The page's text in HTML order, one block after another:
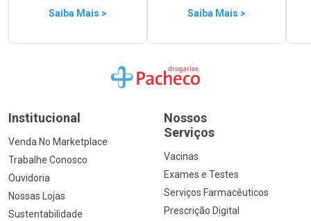
Saiba Mais > Saiba Mais >
Ir para a Home
Institucional
Venda No Marketplace
Trabalhe Conosco
Ouvidoria
Nossas Lojas
Sustentabilidade
Nossos
Serviços
Vacinas
Exames e Testes
Serviços Farmacêuticos
Prescrição Digital